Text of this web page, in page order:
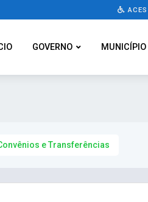
GOVERNO MUNICÍPIO
e Transferências